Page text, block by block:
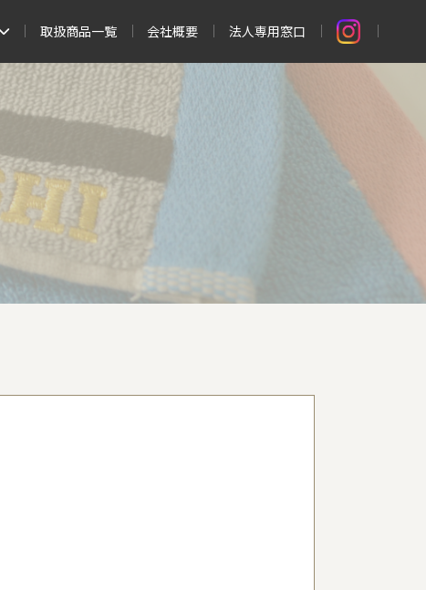
取扱商品一覧 会社概要 法人専用窓口